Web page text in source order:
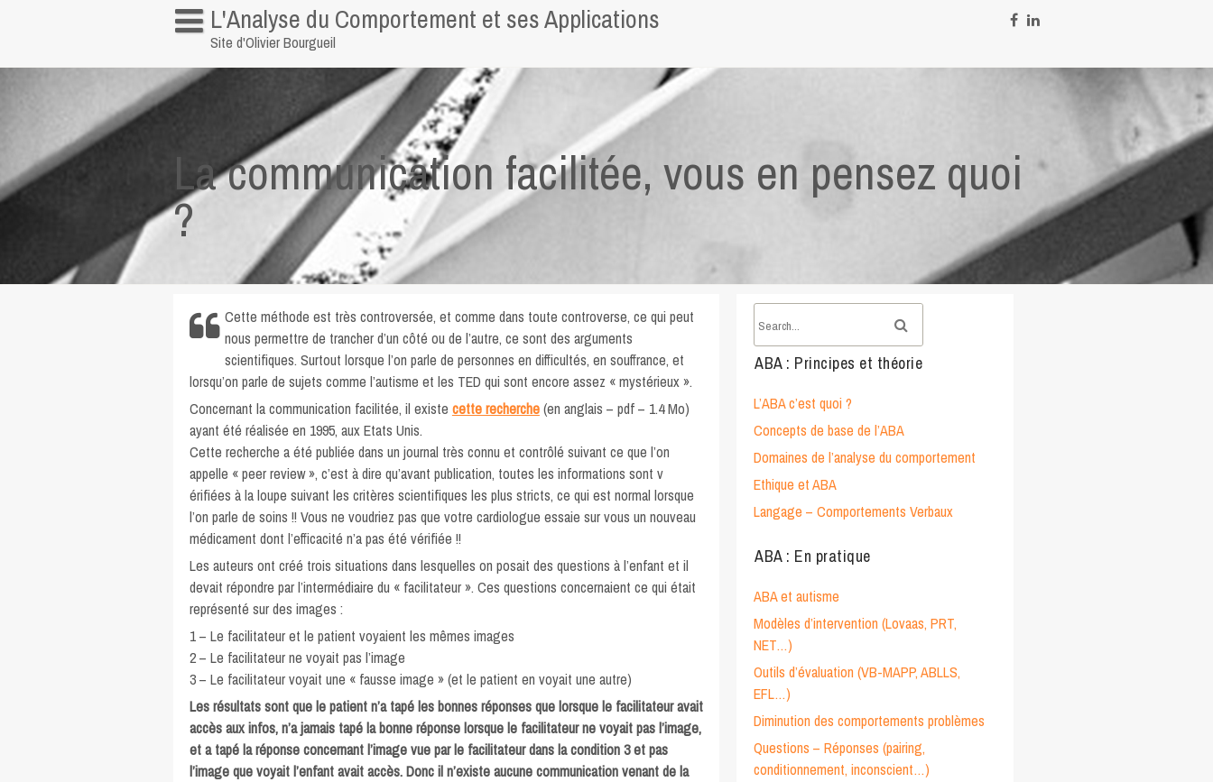
Quelques liens
L'Analyse du Comportement et ses Applications
Site d'Olivier Bourgueil
La communication facilitée, vous en pensez quoi
?
Cette méthode est très controversée, et comme dans toute controverse, ce qui peut
nous permettre de trancher d’un côté ou de l’autre, ce sont des arguments
scientifiques. Surtout lorsque l’on parle de personnes en difficultés, en souffrance, et
lorsqu’on parle de sujets comme l’autisme et les TED qui sont encore assez « mystérieux ».
Concernant la communication facilitée, il existe cette recherche(en anglais – pdf – 1.4 Mo)
ayant été réalisée en 1995, aux Etats Unis.
Cette recherche a été publiée dans un journal très connu et contrôlé suivant ce que l’on
appelle « peer review », c’est à dire qu’avant publication, toutes les informations sont v
érifiées à la loupe suivant les critères scientifiques les plus stricts, ce qui est normal lorsque
l’on parle de soins !! Vous ne voudriez pas que votre cardiologue essaie sur vous un nouveau
médicament dont l’efficacité n’a pas été vérifiée !!
Les auteurs ont créé trois situations dans lesquelles on posait des questions à l’enfant et il
devait répondre par l’intermédiaire du « facilitateur ». Ces questions concernaient ce qui était
représenté sur des images :
1 – Le facilitateur et le patient voyaient les mêmes images
2 – Le facilitateur ne voyait pas l’image
3 – Le facilitateur voyait une « fausse image » (et le patient en voyait une autre)
Les résultats sont que le patient n’a tapé les bonnes réponses que lorsque le facilitateur avait
accès aux infos, n’a jamais tapé la bonne réponse lorsque le facilitateur ne voyait pas l’image,
et a tapé la réponse concernant l’image vue par le facilitateur dans la condition 3 et pas
l’image que voyait l’enfant avait accès.Donc il n’existe aucune communication venant de la
ABA : Principes et théorie
L’ABA c’est quoi ?
Concepts de base de l’ABA
Domaines de l’analyse du comportement
Ethique et ABA
Langage – Comportements Verbaux
ABA : En pratique
ABA et autisme
Modèles d’intervention (Lovaas, PRT,
NET…)
Outils d’évaluation (VB-MAPP, ABLLS,
EFL…)
Diminution des comportements problèmes
Questions – Réponses (pairing,
conditionnement, inconscient…)